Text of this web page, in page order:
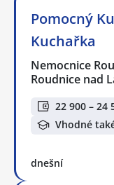
Pomocný
Kuchařka
Nemocnice
Roudnice nad
22 900 – 24
Vhodné
dnešní